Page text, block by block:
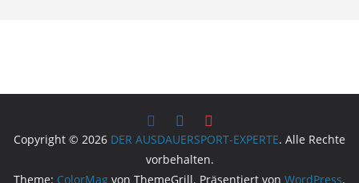
Copyright © 2026 DER AUSDAUERSPORT-EXPERTE. Alle Rechte
vorbehalten.
Theme: ColorMag von ThemeGrill. Präsentiert von WordPress.